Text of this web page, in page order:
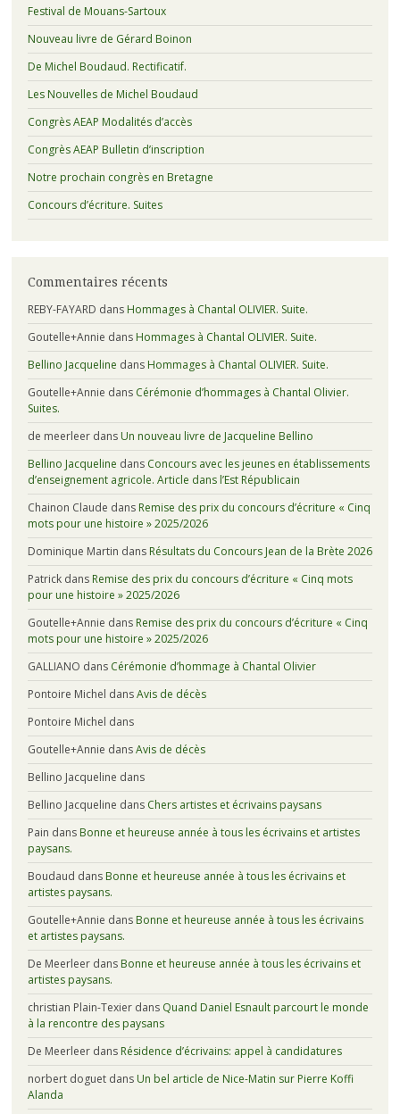
Festival de Mouans-Sartoux
Nouveau livre de Gérard Boinon
De Michel Boudaud. Rectificatif.
Les Nouvelles de Michel Boudaud
Congrès AEAP Modalités d’accès
Congrès AEAP Bulletin d’inscription
Notre prochain congrès en Bretagne
Concours d’écriture. Suites
Commentaires récents
REBY-FAYARD dans Hommages à Chantal OLIVIER. Suite.
Goutelle+Annie dans Hommages à Chantal OLIVIER. Suite.
Bellino Jacqueline dans Hommages à Chantal OLIVIER. Suite.
Goutelle+Annie dans Cérémonie d’hommages à Chantal Olivier.
Suites.
de meerleerdans Un nouveau livre de Jacqueline Bellino
Bellino Jacqueline dans Concours avec les jeunes en établissements
d’enseignement agricole. Article dans l’Est Républicain
Chainon Claude dans Remise des prix du concours d’écriture « Cinq
mots pour une histoire » 2025/2026
Dominique Martin dans Résultats du Concours Jean de la Brète 2026
Patrickdans Remise des prix du concours d’écriture « Cinq mots
pour une histoire » 2025/2026
Goutelle+Annie dans Remise des prix du concours d’écriture « Cinq
mots pour une histoire » 2025/2026
GALLIANO dans Cérémonie d’hommage à Chantal Olivier
Pontoire Michel dansAvis de décès
Pontoire Michel dans
Goutelle+Annie dansAvis de décès
Bellino Jacqueline dans
Bellino Jacqueline dans Chers artistes et écrivains paysans
Pain dans Bonne et heureuse année à tous les écrivains et artistes
paysans.
Boudaud dans Bonne et heureuse année à tous les écrivains et
artistes paysans.
Goutelle+Annie dans Bonne et heureuse année à tous les écrivains
et artistes paysans.
De Meerleerdans Bonne et heureuse année à tous les écrivains et
artistes paysans.
christian Plain-Texierdans Quand Daniel Esnault parcourt le monde
à la rencontre des paysans
De Meerleerdans Résidence d’écrivains: appel à candidatures
norbert doguetdans Un bel article de Nice-Matin sur Pierre Koffi
Alanda